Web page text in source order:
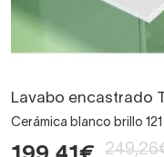
Lavabo encastrado
Cerámica blanco brillo